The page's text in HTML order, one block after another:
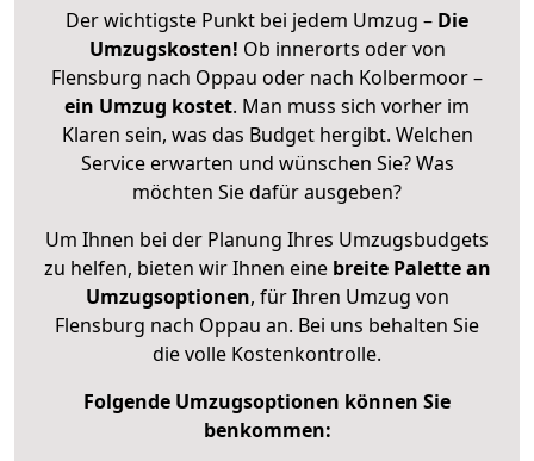
Der wichtigste Punkt bei jedem Umzug – Die
Umzugskosten! Ob innerorts oder von
Flensburg nach Oppau oder nach Kolbermoor –
ein Umzug kostet. Man muss sich vorher im
Klaren sein, was das Budget hergibt. Welchen
Service erwarten und wünschen Sie? Was
möchten Sie dafür ausgeben?
Um Ihnen bei der Planung Ihres Umzugsbudgets
zu helfen, bieten wir Ihnen eine breite Palette an
Umzugsoptionen, für Ihren Umzug von
Flensburg nach Oppau an. Bei uns behalten Sie
die volle Kostenkontrolle.
Folgende Umzugsoptionen können Sie
benkommen: